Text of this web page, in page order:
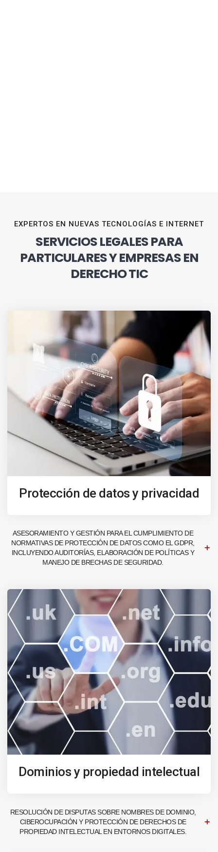
EXPERTOS EN NUEVAS TECNOLOGÍAS E INTERNET
SERVICIOS LEGALES PARA
PARTICULARES Y EMPRESAS EN
DERECHO TIC
Protección de datos y privacidad
ASESORAMIENTO Y GESTIÓN PARA EL CUMPLIMIENTO DE
NORMATIVAS DE PROTECCIÓN DE DATOS COMO EL GDPR,
INCLUYENDO AUDITORÍAS, ELABORACIÓN DE POLÍTICAS Y
MANEJO DE BRECHAS DE SEGURIDAD.
Dominios y propiedad intelectual
RESOLUCIÓN DE DISPUTAS SOBRE NOMBRES DE DOMINIO,
CIBEROCUPACIÓN Y PROTECCIÓN DE DERECHOS DE
PROPIEDAD INTELECTUAL EN ENTORNOS DIGITALES.